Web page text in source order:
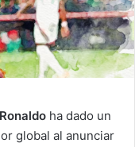
ha dado un
global al anunciar